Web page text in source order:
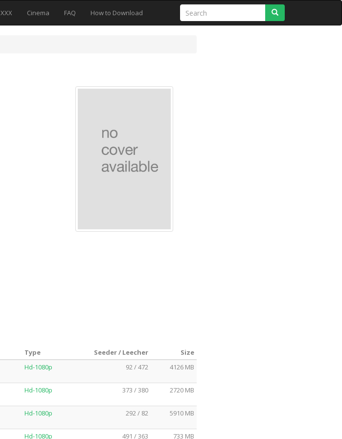
XXX Cinema FAQ How to Download
Type Seeder / Leecher
Size
Hd-1080p 92 / 472 4126 MB
Hd-1080p 373 / 380 2720 MB
Hd-1080p 292 / 82 5910 MB
Hd-1080p 491 / 363 733 MB